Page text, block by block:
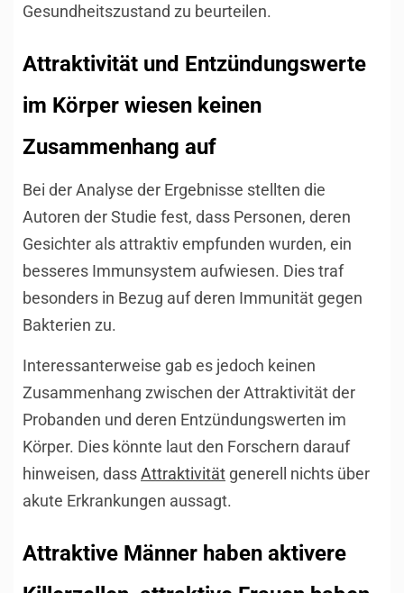
Gesundheitszustand zu beurteilen.
Attraktivität und Entzündungswerte
im Körper wiesen keinen
Zusammenhang auf
Bei der Analyse der Ergebnisse stellten die
Autoren der Studie fest, dass Personen, deren
Gesichter als attraktiv empfunden wurden, ein
besseres Immunsystem aufwiesen. Dies traf
besonders in Bezug auf deren Immunität gegen
Bakterien zu.
Interessanterweise gab es jedoch keinen
Zusammenhang zwischen der Attraktivität der
Probanden und deren Entzündungswerten im
Körper. Dies könnte laut den Forschern darauf
hinweisen, dassAttraktivität generell nichts über
akute Erkrankungen aussagt.
Attraktive Männer haben aktivere